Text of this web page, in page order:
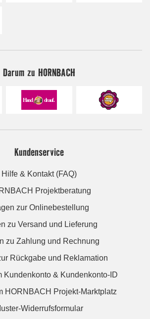
Darum zu HORNBACH
Kundenservice
Hilfe & Kontakt (FAQ)
Projektberatung
zur Onlinebestellung
zu Versand und Lieferung
zu Zahlung und Rechnung
Rückgabe und Reklamation
Kundenkonto & Kundenkonto-ID
HORNBACH Projekt-Marktplatz
Widerrufsformular